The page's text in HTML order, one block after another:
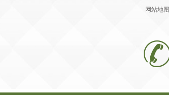
网站地图